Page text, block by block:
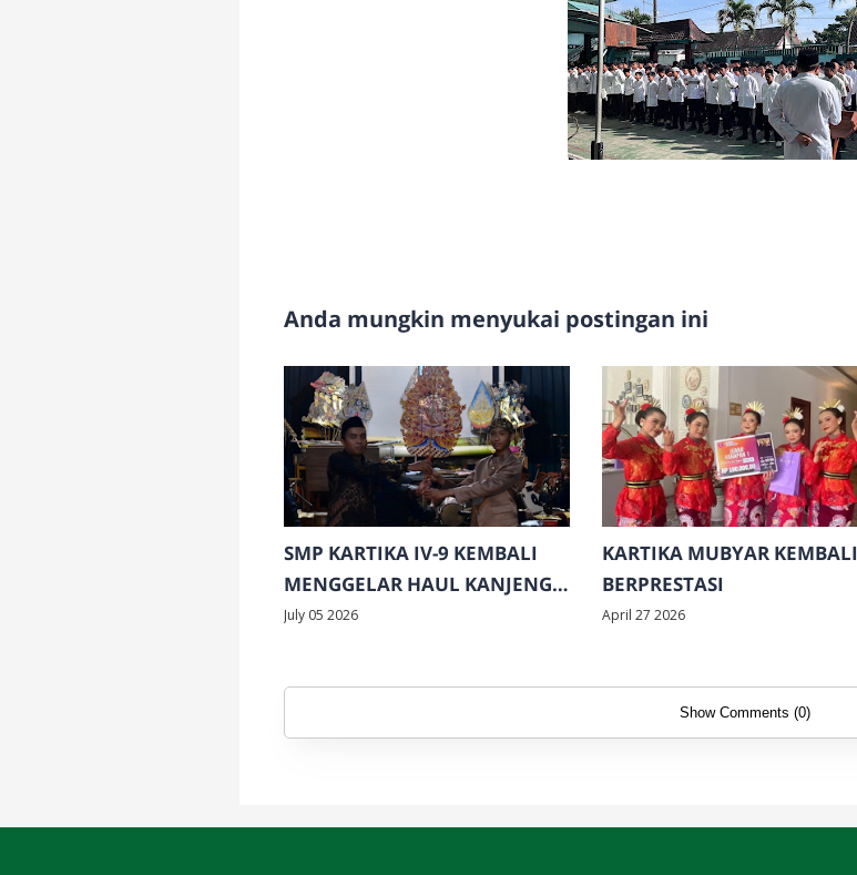
Anda mungkin menyukai postingan ini
SMP KARTIKA IV-9 KEMBALI
MENGGELAR HAUL KANJENG
SUNAN KALIJAGA
July 05 2026
KARTIKA MUBYAR KEMBALI
BERPRESTASI
April 27 2026
Show Comments (0)